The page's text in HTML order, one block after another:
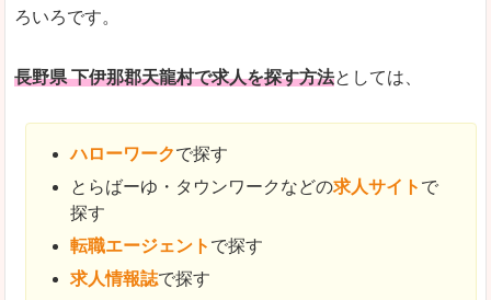
ろいろです。
長野県 下伊那郡天龍村で求人を探す方法としては、
ハローワークで探す
とらばーゆ・タウンワークなどの求人サイト で
探す
転職エージェント で探す
求人情報誌で探す